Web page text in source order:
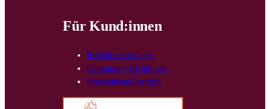
Für Kund:innen
Betrieb vorschlagen
Community Richtlinien
Unterstützen/Spenden